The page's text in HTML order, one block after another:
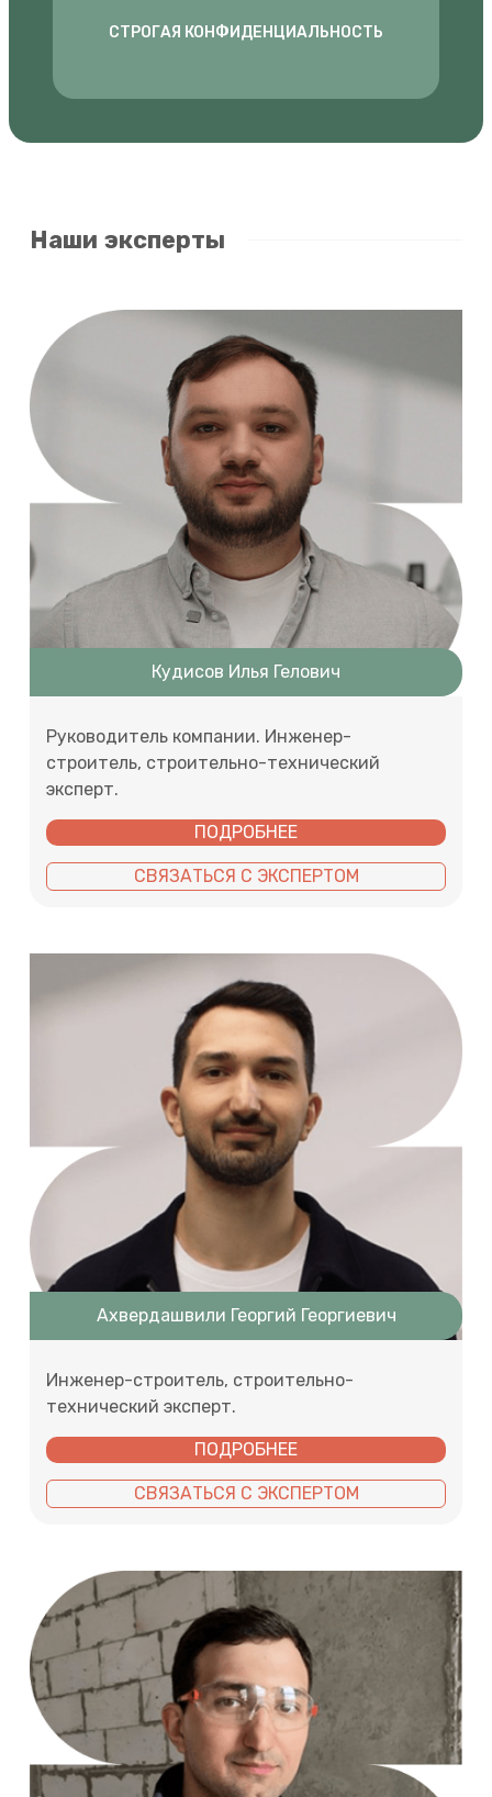
СТРОГАЯ КОНФИДЕНЦИАЛЬНОСТЬ
Наши эксперты
Кудисов Илья Гелович
Руководитель компании. Инженер-
строитель, строительно-технический
эксперт.
ПОДРОБНЕЕ
СВЯЗАТЬСЯ С ЭКСПЕРТОМ
Ахвердашвили Георгий Георгиевич
Инженер-строитель, строительно-
технический эксперт.
ПОДРОБНЕЕ
СВЯЗАТЬСЯ С ЭКСПЕРТОМ